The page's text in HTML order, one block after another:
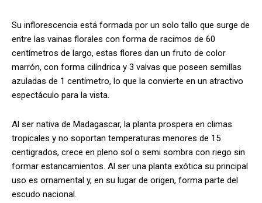
Su inflorescencia está formada por un solo tallo que surge de
entre las vainas florales con forma de racimos de 60
centímetros de largo, estas flores dan un fruto de color
marrón, con forma cilíndrica y 3 valvas que poseen semillas
azuladas de 1 centímetro, lo que la convierte en un atractivo
espectáculo para la vista.
Al ser nativa de Madagascar, la planta prospera en climas
tropicales y no soportan temperaturas menores de 15
centigrados, crece en pleno sol o semi sombra con riego sin
formar estancamientos. Al ser una planta exótica su principal
uso es ornamental y, en su lugar de origen, forma parte del
escudo nacional.